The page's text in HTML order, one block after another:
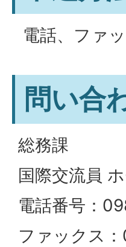
電話、ファ
問い合
総務課
国際交流員
電話番号：
ファックス